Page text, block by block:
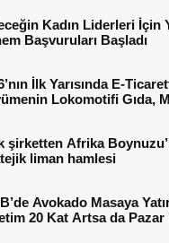
Kadın Liderleri İçin
Başvuruları Başladı
İlk Yarısında E-
Lokomotifi Gıda,
şirketten Afrika
liman hamlesi
Avokado Masaya
20 Kat Artsa da Pazar